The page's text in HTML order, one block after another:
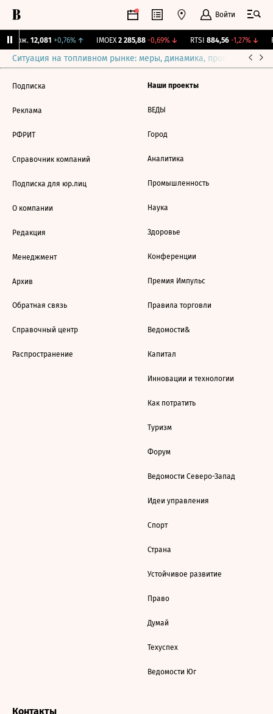
Войти
Бирж. 12,081 +0,76%↑ IMOEX 2 285,88 -0,69%↓ RTSI 884,56 -1,27%↓
Ситуация на топливном рынке: меры, динамика, прогнозы
Подписка
Реклама
РФРИТ
Справочник компаний
Подписка для юр.лиц
О компании
Редакция
Менеджмент
Архив
Обратная связь
Справочный центр
Распространение
Наши проекты
ВЕДЫ
Город
Аналитика
Промышленность
Наука
Здоровье
Конференции
Премия Импульс
Правила торговли
Ведомости&
Капитал
Инновации и технологии
Как потратить
Туризм
Форум
Ведомости Северо-Запад
Идеи управления
Спорт
Страна
Устойчивое развитие
Право
Думай
Техуспех
Ведомости Юг
Контакты